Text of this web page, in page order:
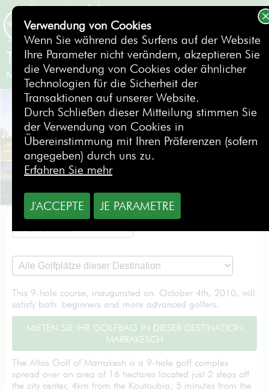
BUCHEN
The Atlas Golf
Marrakesch- Marokko
Marrakesch
This 9-hole course, inaugurated on October 4th, 2010, will
satisfy both beginners and more advanced golfers.
MIETEN SIE IHR GOLFBAG IN DIESER DESTINATION
MARRAKESCH
The Atlas Golf of Marrakesh is a 9-hole golf complex
spread over an area of 16 hectares located just 2 steps off
the city center, 4km from the Koutoubia, 5 minutes from the
Verwendung von Cookies
Wenn Sie während des Surfens auf der Website
Ihre Parameter nicht verändern, akzeptieren Sie
die Verwendung von Cookies oder ähnlicher
Technologien für die Sicherheit der
Transaktionen auf unserer Website.
Durch Schließen dieser Mitteilung stimmen Sie
der Verwendung von Cookies in
Übereinstimmung mit Ihren Präferenzen (sofern
angegeben) durch uns zu.
Erfahren Sie mehr
J'ACCEPTE JE PARAMETRE